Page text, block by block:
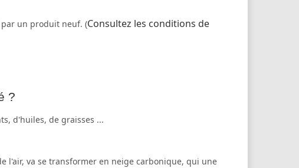
un produit neuf. (Consultez les conditions de
?
d'huiles, de graisses ...
l'air, va se transformer en neige carbonique, qui une